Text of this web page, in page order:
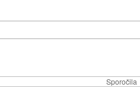
Sporočila